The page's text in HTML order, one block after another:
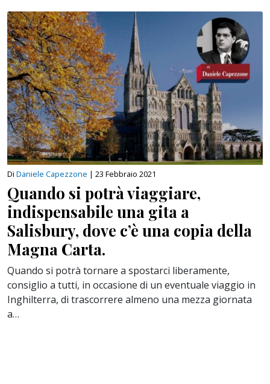
Di Daniele Capezzone | 23 Febbraio 2021
Quando si potrà viaggiare,
indispensabile una gita a
Salisbury, dove c’è una copia della
Magna Carta.
Quando si potrà tornare a spostarci liberamente,
consiglio a tutti, in occasione di un eventuale viaggio in
Inghilterra, di trascorrere almeno una mezza giornata
a…